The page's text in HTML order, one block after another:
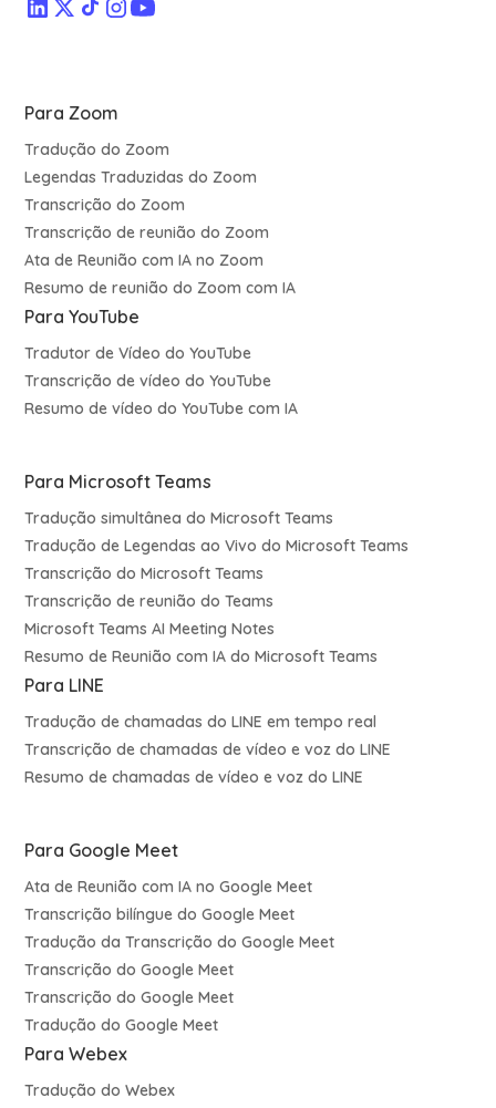
Para Zoom
Tradução do Zoom
Legendas Traduzidas do Zoom
Transcrição do Zoom
Transcrição de reunião do Zoom
Ata de Reunião com IA no Zoom
Resumo de reunião do Zoom com IA
Para YouTube
Tradutor de Vídeo do YouTube
Transcrição de vídeo do YouTube
Resumo de vídeo do YouTube com IA
Para Microsoft Teams
Tradução simultânea do Microsoft Teams
Tradução de Legendas ao Vivo do Microsoft Teams
Transcrição do Microsoft Teams
Transcrição de reunião do Teams
Microsoft Teams AI Meeting Notes
Resumo de Reunião com IA do Microsoft Teams
Para LINE
Tradução de chamadas do LINE em tempo real
Transcrição de chamadas de vídeo e voz do LINE
Resumo de chamadas de vídeo e voz do LINE
Para Google Meet
Ata de Reunião com IA no Google Meet
Transcrição bilíngue do Google Meet
Tradução da Transcrição do Google Meet
Transcrição do Google Meet
Transcrição do Google Meet
Tradução do Google Meet
Para Webex
Tradução do Webex